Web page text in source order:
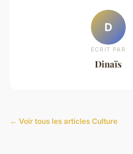
D
ECRIT PAR
Dinaïs
← Voir tous les articles Culture